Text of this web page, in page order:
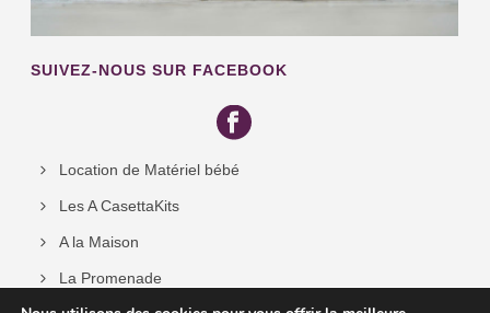
SUIVEZ-NOUS SUR FACEBOOK
Location de Matériel bébé
Les A CasettaKits
A la Maison
La Promenade